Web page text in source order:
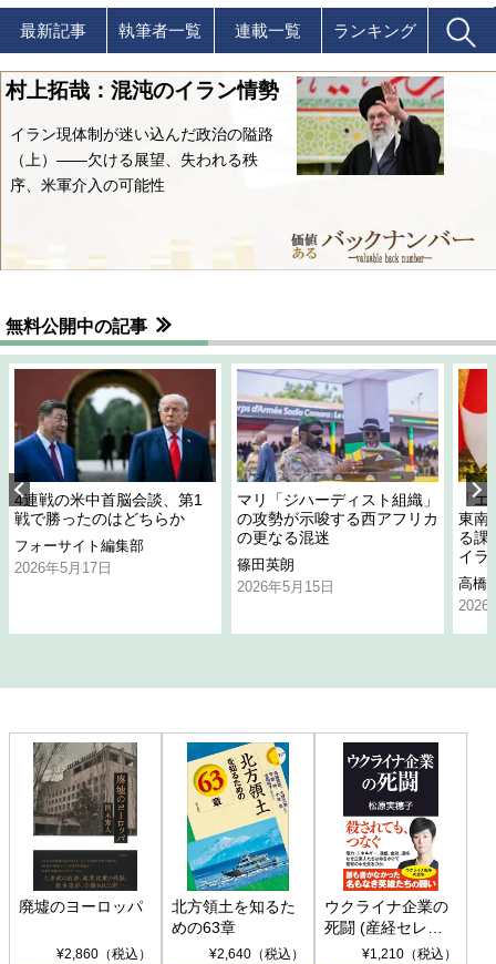
最新記事 執筆者一覧 連載一覧 ランキング
村上拓哉：混沌のイラン情勢
イラン現体制が迷い込んだ政治の隘路
（上）――欠ける展望、失われる秩
序、米軍介入の可能性
無料公開中の記事
4連戦の米中首脳会談、第1
戦で勝ったのはどちらか
フォーサイト編集部
2026年5月17日
マリ「ジハーディスト組織」
の攻勢が示唆する西アフリカ
の更なる混迷
篠田英朗
2026年5月15日
「
東南
る課
イラ
高橋
2026
廃墟のヨーロッパ
¥2,860（税込）
北方領土を知るた
めの63章
¥2,640（税込）
ウクライナ企業の
死闘 (産経セレク
ト S 039)¥1,210（税込）